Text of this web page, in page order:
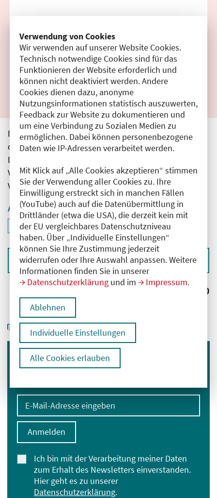
Verwendung von Cookies
Wir verwenden auf unserer Website Cookies.
Technisch notwendige Cookies sind für das
Funktionieren der Website erforderlich und
können nicht deaktiviert werden. Andere
Cookies dienen dazu, anonyme
Nutzungsinformationen statistisch auszuwerten,
Feedback zur Website zu dokumentieren und
um eine Verbindung zu Sozialen Medien zu
ermöglichen. Dabei können personenbezogene
Daten wie IP-Adressen verarbeitet werden.
Mit Klick auf „Alle Cookies akzeptieren“ stimmen
Sie der Verwendung aller Cookies zu. Ihre
Einwilligung erstreckt sich in manchen Fällen
(YouTube) auch auf die Datenübermittlung in
Drittländer (etwa die USA), die derzeit kein mit
der EU vergleichbares Datenschutzniveau
haben. Über „Individuelle Einstellungen“
können Sie Ihre Zustimmung jederzeit
widerrufen oder Ihre Auswahl anpassen. Weitere
Informationen finden Sie in unserer
Datenschutzerklärung und im Impressum.
Ablehnen
Individuelle Einstellungen
Alle Cookies erlauben
Filter zurücksetzen
Ergebnisse drucken
Die hier aufgeführten Veranstaltungen entsprechen
den unmittelbar vom Veranstalter getätigten Angaben.
Die Ärztekammer Berlin übernimmt keine
Verantwortung für den Inhalt, die Haftung obliegt dem
Veranstalter.
Aktive Filter
Filter
ID: ANT-2500579
deaktivieren und Suchergebnisse neu laden
Sortieren nach
Ergebnisse: 0
Immer informiert bleiben
E-Mail-Adresse eingeben
Ich bin mit der Verarbeitung meiner Daten
zum Erhalt des Newsletters einverstanden.
Hier geht es zu unserer
Datenschutzerklärung.
Anmelden